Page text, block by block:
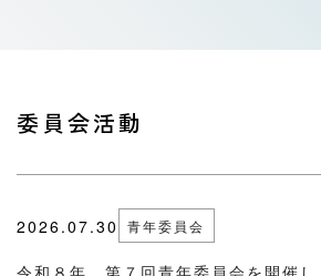
委員会活動
2026.07.30 青年委員会
令和８年 第７回青年委員会を開催し